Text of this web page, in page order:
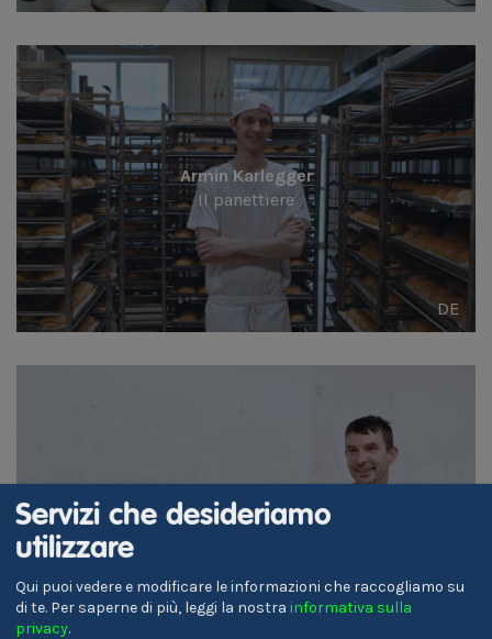
Armin Karlegger
Il panettiere
DE
Pasticciere
Servizi che desideriamo
utilizzare
Qui puoi vedere e modificare le informazioni che raccogliamo su
di te. Per saperne di più, leggi la nostra informativa sulla
privacy.